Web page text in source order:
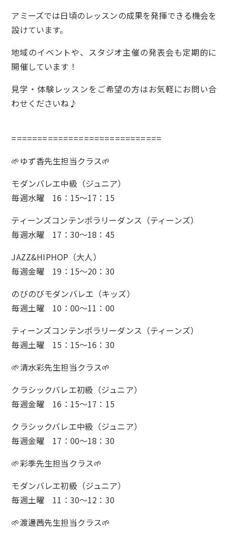
アミーズでは日頃のレッスンの成果を発揮できる機会を
設けています。
地域のイベントや、スタジオ主催の発表会も定期的に
開催しています！
見学・体験レッスンをご希望の方はお気軽にお問い合
わせくださいね♪
=============================
🌱ゆず香先生担当クラス🌱
モダンバレエ中級（ジュニア）
毎週水曜 16：15～17：15
ティーンズコンテンポラリーダンス（ティーンズ）
毎週水曜 17：30～18：45
JAZZ&HIPHOP（大人）
毎週金曜 19：15～20：30
のびのびモダンバレエ（キッズ）
毎週土曜 10：00～11：00
ティーンズコンテンポラリーダンス（ティーンズ）
毎週土曜 15：15～16：30
🌱清水彩先生担当クラス🌱
クラシックバレエ初級（ジュニア）
毎週金曜 16：15～17：15
クラシックバレエ中級（ジュニア）
毎週金曜 17：00～18：30
🌱彩季先生担当クラス🌱
モダンバレエ初級（ジュニア）
毎週土曜 11：30～12：30
🌱渡邊茜先生担当クラス🌱